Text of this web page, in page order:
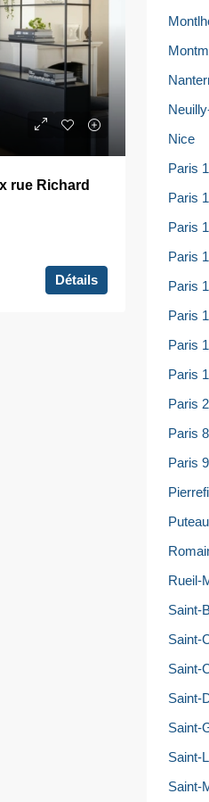
rue Richard
Détails
Nice
Paris
Paris
Paris
Paris
Paris
Paris
Paris
Paris
Paris
Paris
Paris
Rueil-
Saint-
Saint-
Saint-
Saint-
Saint-
Saint-
Saint-